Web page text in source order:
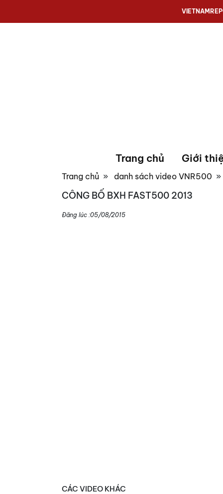
Trang chủ Giới
Trang chủ » danh sách video VNR500
CÔNG BỐ BXH FAST500 2013
Đăng lúc :05/08/2015
CÁC VIDEO KHÁC